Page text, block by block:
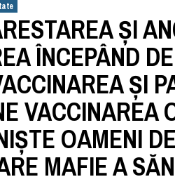
ȘI
ÎNCEPÂND
ȘI
VACCINAREA
OAMENI
MAFIE A